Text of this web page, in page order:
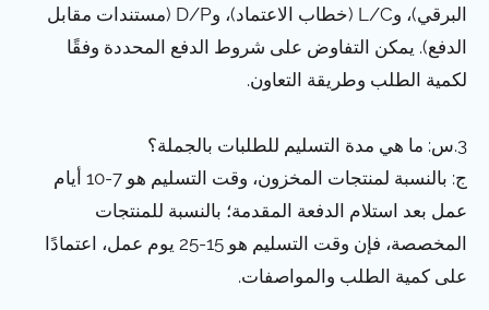
البرقي)، وL/C (خطاب الاعتماد)، وD/P (مستندات مقابل
الدفع). يمكن التفاوض على شروط الدفع المحددة وفقًا
لكمية الطلب وطريقة التعاون.
3.س: ما هي مدة التسليم للطلبات بالجملة؟
ج: بالنسبة لمنتجات المخزون، وقت التسليم هو 7-10 أيام
عمل بعد استلام الدفعة المقدمة؛ بالنسبة للمنتجات
المخصصة، فإن وقت التسليم هو 15-25 يوم عمل، اعتمادًا
على كمية الطلب والمواصفات.